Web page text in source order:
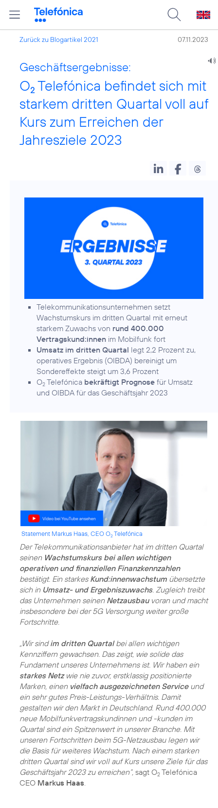
Zurück zu Blogartikel 2021 07.11.2023
Geschäftsergebnisse:
O2 Telefónica befindet sich mit
starkem dritten Quartal voll auf
Kurs zum Erreichen der
Jahresziele 2023
Telekommunikationsunternehmen setzt
Wachstumskurs im dritten Quartal mit erneut
starkem Zuwachs von rund 400.000
Vertragskund:innen im Mobilfunk fort
Umsatz im dritten Quartal legt 2,2 Prozent zu,
operatives Ergebnis (OIBDA) bereinigt um
Sondereffekte steigt um 3,6 Prozent
O2 Telefónica bekräftigt Prognose für Umsatz
und OIBDA für das Geschäftsjahr 2023
Statement Markus Haas, CEO O2Telefónica
Der Telekommunikationsanbieter hat im dritten Quartal
seinen Wachstumskurs bei allen wichtigen
operativen und finanziellen Finanzkennzahlen
bestätigt. Ein starkes Kund:innenwachstum übersetzte
sich in Umsatz- und Ergebniszuwachs. Zugleich treibt
das Unternehmen seinen Netzausbauvoran und macht
insbesondere bei der 5G Versorgung weiter große
Fortschritte.
„Wir sindim dritten Quartalbei allen wichtigen
Kennziffern gewachsen. Das zeigt, wie solide das
Fundament unseres Unternehmens ist. Wir haben ein
starkes Netzwie nie zuvor, erstklassig positionierte
Marken, einen vielfach ausgezeichneten Serviceund
ein sehr gutes Preis-Leistungs-Verhältnis. Damit
gestalten wir den Markt in Deutschland. Rund 400.000
neue Mobilfunkvertragskundinnen und -kunden im
Quartal sind ein Spitzenwert in unserer Branche. Mit
unseren Fortschritten beim 5G-Netzausbau legen wir
die Basis für weiteres Wachstum. Nach einem starken
dritten Quartal sind wir voll auf Kurs unsere Ziele für das
Geschäftsjahr 2023 zu erreichen“, sagt O2 Telefónica
CEO Markus Haas.